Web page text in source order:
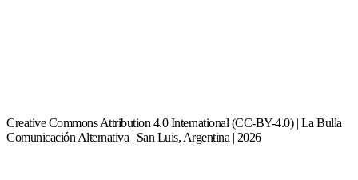
Creative Commons Attribution 4.0 International (CC-BY-4.0) | La Bulla
Comunicación Alternativa | San Luis, Argentina | 2026